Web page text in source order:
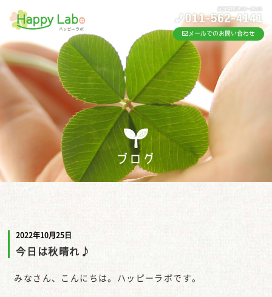
メールでのお問い合わせ
ブログ
2022年10月25日
今日は秋晴れ♪
みなさん、こんにちは。ハッピーラボです。